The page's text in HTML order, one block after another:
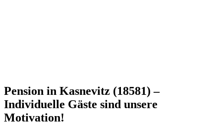
Pension in Kasnevitz (18581) –
Individuelle Gäste sind unsere
Motivation!